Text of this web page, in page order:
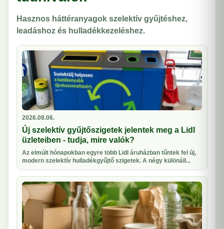
Hasznos háttéranyagok szelektív gyűjtéshez,
leadáshoz és hulladékkezeléshez.
2026.08.06.
Új szelektív gyűjtőszigetek jelentek meg a Lidl
üzleteiben - tudja, mire valók?
Az elmúlt hónapokban egyre több Lidl áruházban tűntek fel új,
modern szelektív hulladékgyűjtő szigetek. A négy különáll...